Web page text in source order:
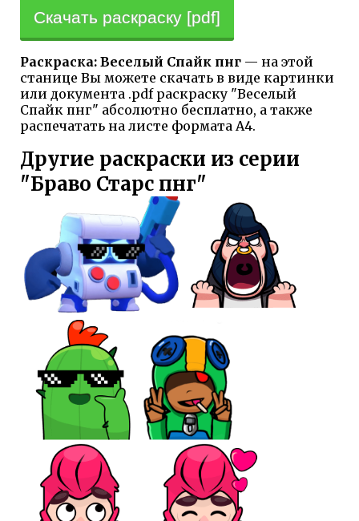
Скачать раскраску [pdf]
Раскраска: Веселый Спайк пнг — на этой
станице Вы можете скачать в виде картинки
или документа .pdf раскраску "Веселый
Спайк пнг" абсолютно бесплатно, а также
распечатать на листе формата А4.
Другие раскраски из серии
"Браво Старс пнг"